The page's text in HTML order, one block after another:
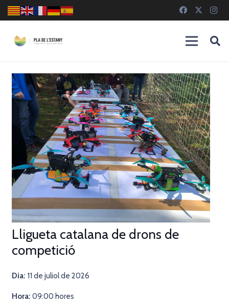
Lligueta catalana de drons de
competició
Dia: 11 de juliol de 2026
Hora: 09:00 hores